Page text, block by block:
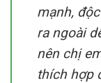
mạnh,
ra ngoài
nên chị
thích hợp